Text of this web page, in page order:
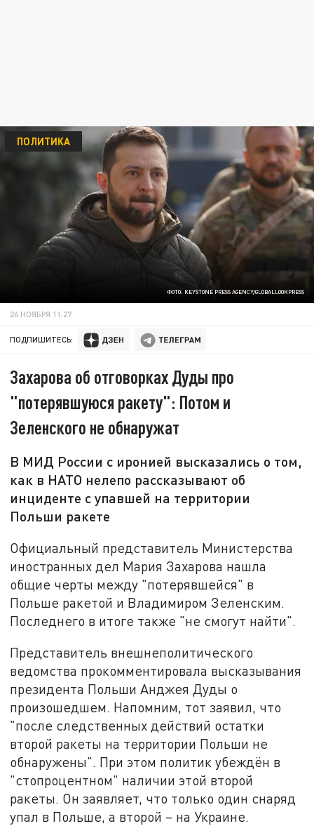
ФОТО: KEYSTONE PRESS AGENCY/GLOBALLOOKPRESS
ПОЛИТИКА
26 НОЯБРЯ 11:27
ПОДПИШИТЕСЬ:
Захарова об отговорках Дуды про
"потерявшуюся ракету": Потом и
Зеленского не обнаружат
В МИД России с иронией высказались о том,
как в НАТО нелепо рассказывают об
инциденте с упавшей на территории
Польши ракете
Официальный представитель Министерства
иностранных дел Мария Захарова нашла
общие черты между "потерявшейся" в
Польше ракетой и Владимиром Зеленским.
Последнего в итоге также "не смогут найти".
Представитель внешнеполитического
ведомства прокомментировала высказывания
президента Польши Анджея Дуды о
произошедшем. Напомним, тот заявил, что
"после следственных действий остатки
второй ракеты на территории Польши не
обнаружены". При этом политик убеждён в
"стопроцентном" наличии этой второй
ракеты. Он заявляет, что только один снаряд
упал в Польше, а второй – на Украине.